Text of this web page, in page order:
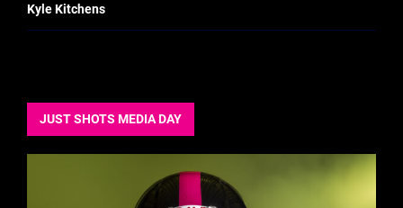
Kyle Kitchens
JUST SHOTS MEDIA DAY